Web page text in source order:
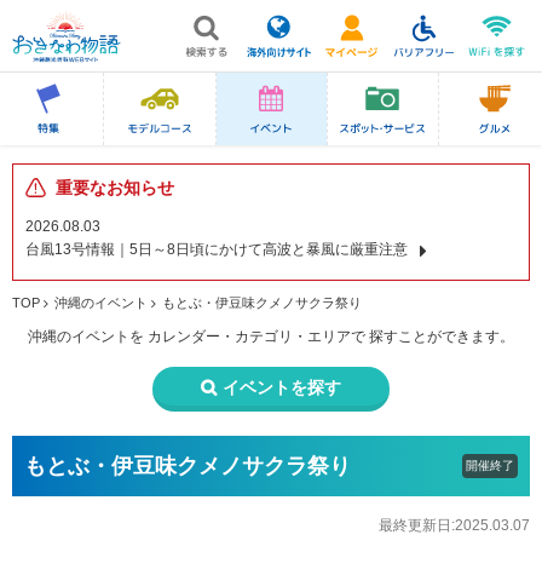
重要なお知らせ
2026.08.03
台風13号情報｜5日～8日頃にかけて高波と暴風に厳重注意
TOP 沖縄のイベント もとぶ・伊豆味クメノサクラ祭り
沖縄のイベントを カレンダー・カテゴリ・エリアで 探すことができます。
イベントを探す
もとぶ・伊豆味クメノサクラ祭り 開催終了
最終更新日:2025.03.07